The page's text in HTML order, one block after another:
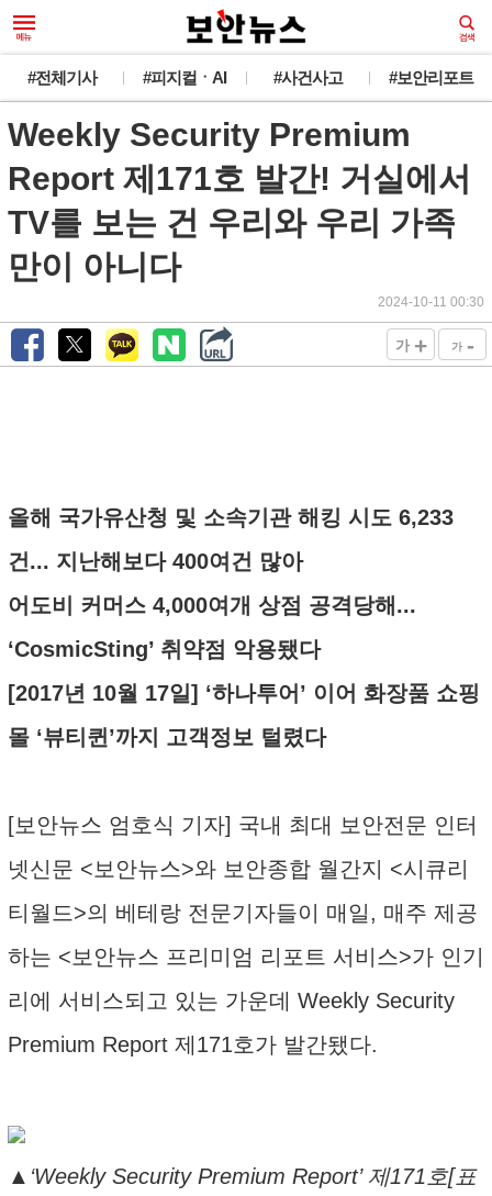
#전체기사 #피지컬ㆍAI #사건사고 #보안리포트
Weekly Security Premium
Report 제171호 발간! 거실에서
TV를 보는 건 우리와 우리 가족
만이 아니다
2024-10-11 00:30
가 + 가 -
올해 국가유산청 및 소속기관 해킹 시도 6,233
건... 지난해보다 400여건 많아
어도비 커머스 4,000여개 상점 공격당해...
‘CosmicSting’ 취약점 악용됐다
[2017년 10월 17일] ‘하나투어’ 이어 화장품 쇼핑
몰 ‘뷰티퀸’까지 고객정보 털렸다
[보안뉴스 엄호식 기자] 국내 최대 보안전문 인터
넷신문 <보안뉴스>와 보안종합 월간지 <시큐리
티월드>의 베테랑 전문기자들이 매일, 매주 제공
하는 <보안뉴스 프리미엄 리포트 서비스>가 인기
리에 서비스되고 있는 가운데 Weekly Security
Premium Report 제171호가 발간됐다.
▲‘Weekly Security Premium Report’ 제171호[표